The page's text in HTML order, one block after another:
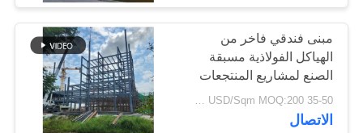
معلومات
جولةبناء الهيكل الصلب
78
مبنى فندقي فاخر من
الهياكل الفولاذية مسبقة
الصنع لمشاريع المنتجعات
35-50 USD/Sqm MOQ:200 متر مربع
الاتصال